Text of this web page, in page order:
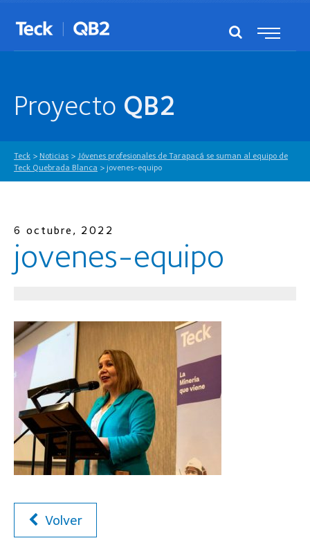
Proyecto QB2
Teck > Noticias > Jóvenes profesionales de Tarapacá se suman al equipo de
Teck Quebrada Blanca > jovenes-equipo
6 octubre, 2022
jovenes-equipo
Volver